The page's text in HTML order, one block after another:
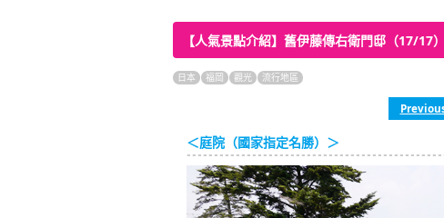
【人氣景點介紹】舊伊藤傳右衛門邸（17/17）
日本 福岡 觀光 流行地區
＜庭院（國家指定名勝）＞